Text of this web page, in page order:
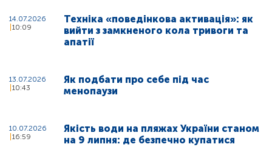
14.07.2026
10:09
Техніка «поведінкова активація»: як
вийти з замкненого кола тривоги та
апатії
13.07.2026
10:43
Як подбати про себе під час
менопаузи
10.07.2026
16:59
Якість води на пляжах України станом
на 9 липня: де безпечно купатися